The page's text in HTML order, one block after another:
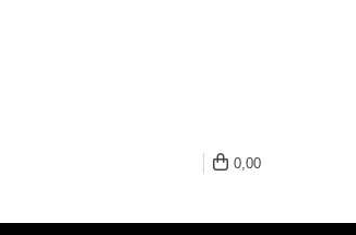
0,00